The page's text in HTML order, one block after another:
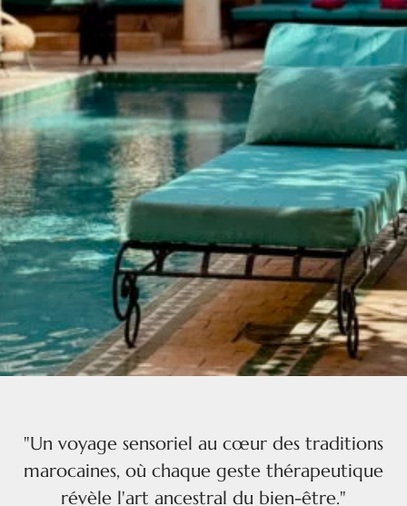
"Un voyage sensoriel au cœur des traditions
marocaines, où chaque geste thérapeutique
révèle l'art ancestral du bien-être."